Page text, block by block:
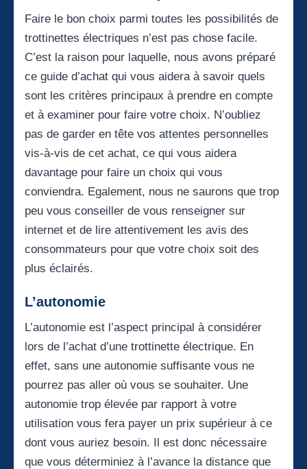
Faire le bon choix parmi toutes les possibilités de
trottinettes électriques n’est pas chose facile.
C’est la raison pour laquelle, nous avons préparé
ce guide d’achat qui vous aidera à savoir quels
sont les critères principaux à prendre en compte
et à examiner pour faire votre choix. N’oubliez
pas de garder en tête vos attentes personnelles
vis-à-vis de cet achat, ce qui vous aidera
davantage pour faire un choix qui vous
conviendra. Egalement, nous ne saurons que trop
peu vous conseiller de vous renseigner sur
internet et de lire attentivement les avis des
consommateurs pour que votre choix soit des
plus éclairés.
L’autonomie
L’autonomie est l’aspect principal à considérer
lors de l’achat d’une trottinette électrique. En
effet, sans une autonomie suffisante vous ne
pourrez pas aller où vous se souhaiter. Une
autonomie trop élevée par rapport à votre
utilisation vous fera payer un prix supérieur à ce
dont vous auriez besoin. Il est donc nécessaire
que vous déterminiez à l’avance la distance que